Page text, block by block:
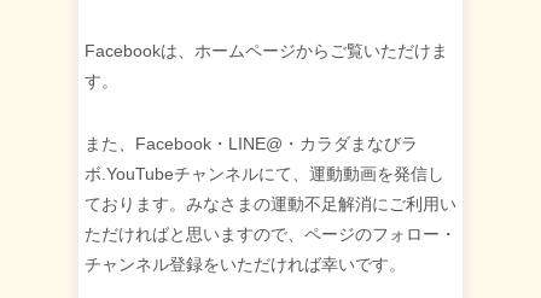
Facebookは、ホームページからご覧いただけま
す。
また、Facebook・LINE@・カラダまなびラ
ボ.YouTubeチャンネルにて、運動動画を発信し
ております。みなさまの運動不足解消にご利用い
ただければと思いますので、ページのフォロー・
チャンネル登録をいただければ幸いです。